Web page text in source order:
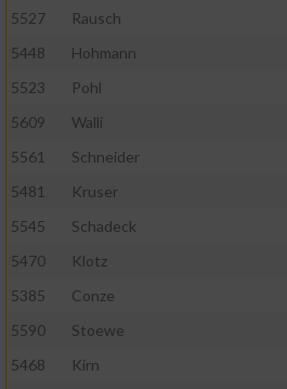
5527
Rausch
5448
Hohmann
5523
Pohl
5609
Walli
5561
Schneider
5481
Kruser
5545
Schadeck
5470
Klotz
5385
Conze
5590
Stoewe
5468
Kirn